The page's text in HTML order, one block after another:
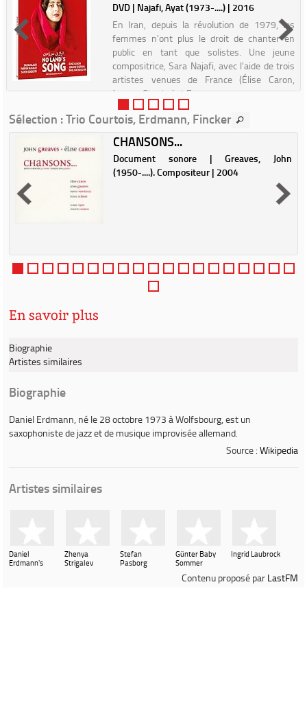
DVD | Najafi, Ayat (1973-....) | 2016
En Iran, depuis la révolution de 1979, les
femmes n'ont plus le droit de chanter en
public en tant que solistes. Une jeune
compositrice, Sara Najafi, avec l'aide de trois
artistes venues de France (Élise Caron,
Jeanne Cherhal et E...
Sélection : Trio Courtois, Erdmann, Fincker
CHANSONS...
Document sonore | Greaves, John
(1950-....). Compositeur | 2004
En savoir plus
Biographie
Artistes similaires
Biographie
Daniel Erdmann, né le 28 octobre 1973 à Wolfsbourg, est un
saxophoniste de jazz et de musique improvisée allemand.
Source : Wikipedia
Artistes similaires
Daniel
Erdmann's
Zhenya
Strigalev
Stefan
Pasborg
Günter Baby
Sommer
Ingrid Laubrock
Contenu proposé par LastFM